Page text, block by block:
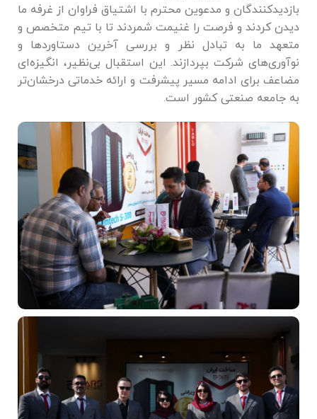
بازدیدکنندگان و مدعوین محترم با اشتیاق فراوان از غرفه ما
دیدن کردند و فرصت را غنیمت شمردند تا با تیم متخصص و
متعهد ما به تبادل نظر و بررسی آخرین دستاوردها و
نوآوری‌های شرکت بپردازند. این استقبال بی‌نظیر، انگیزه‌ای
مضاعف برای ادامه مسیر پیشرفت و ارائه خدماتی درخشان‌تر
به جامعه صنعتی کشور است.